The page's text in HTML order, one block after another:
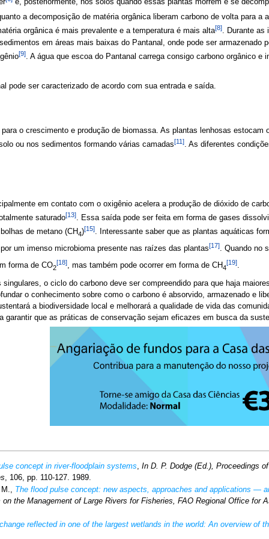
a decomposição de matéria orgânica liberam carbono de volta para
orgânica é mais prevalente e a temperatura é mais alta[8]. Durante as
em áreas mais baixas do Pantanal, onde pode ser armazenado
[9] . A água que escoa do Pantanal carrega consigo carbono orgânico
pode ser caracterizado de acordo com sua entrada e saída.
o crescimento e produção de biomassa. As plantas lenhosas
ou nos sedimentos formando várias camadas[11]. As diferentes
em contato com o oxigênio acelera a produção de dióxido de
saturado[13]. Essa saída pode ser feita em forma de gases
de metano (CH4)[15]. Interessante saber que as plantas aquáticas
um imenso microbioma presente nas raízes das plantas[17]. Quando no
forma de CO2
[18], mas também pode ocorrer em forma de CH4
[19].
o ciclo do carbono deve ser compreendido para que haja
o conhecimento sobre como o carbono é absorvido, armazenado e
a biodiversidade local e melhorará a qualidade de vida das
garantir que as práticas de conservação sejam eficazes em busca da
concept in river-floodplain systems In D. P. Dodge (Ed.), Proceedings
, 106, pp. 110-127. 1989.
The flood pulse concept: new aspects, approaches and applications —
the Management of Large Rivers for Fisheries, FAO Regional Office for
reflected in one of the largest wetlands in the world: An overview of